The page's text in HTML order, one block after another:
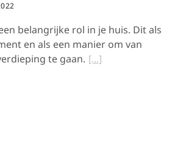
belangrijke rol in je huis. Dit als
en als een manier om van
te gaan.